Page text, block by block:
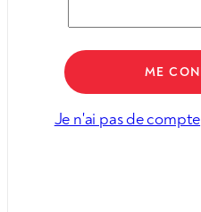
Je n'ai pas de compte